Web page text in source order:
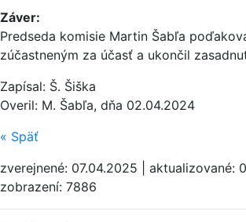
Záver:
Predseda komisie Martin Šabľa
zúčastneným za účasť a ukončil
Zapísal: Š. Šiška
Overil: M. Šabľa, dňa 02.04.2024
« Späť
zverejnené: 07.04.2025 | aktualizované:
zobrazení: 7886